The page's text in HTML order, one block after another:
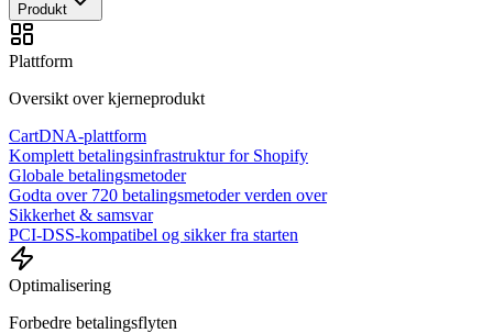
Produkt
Plattform
Oversikt over kjerneprodukt
CartDNA-plattform
Komplett betalingsinfrastruktur for Shopify
Globale betalingsmetoder
Godta over 720 betalingsmetoder verden over
Sikkerhet & samsvar
PCI-DSS-kompatibel og sikker fra starten
Optimalisering
Forbedre betalingsflyten